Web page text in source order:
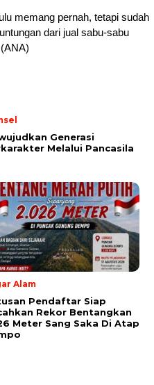
memang pernah, tetapi sudah
dari jual sabu-sabu
Generasi
Melalui Pancasila
Alam
Pendaftar Siap
Rekor Bentangkan
Meter Sang Saka Di Atap